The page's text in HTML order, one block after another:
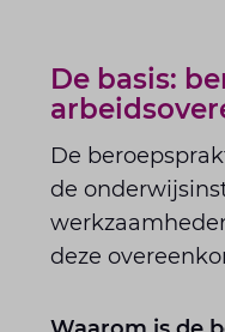
De basis:
De
de
deze